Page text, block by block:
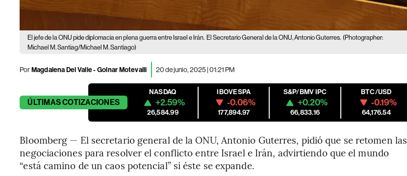
El jefe de la ONU pide diplomacia en plena guerra entre Israel e Irán. El Secretario General de la ONU, Antonio Guterres. (Photographer:
Michael M. Santiag/Michael M. Santiago)
PorMagdalena Del Valle - Golnar Motevalli 20 de junio, 2025 | 01:21 PM
ÚLTIMASCOTIZACIONES
NASDAQ
+2.59%
26,584.99
IBOVESPA
-0.06%
177,894.97
S&P/BMV IPC
+0.20%
66,833.16
BTC/USD
-0.19%
64,176.54
Bloomberg — El secretario general de la ONU, Antonio Guterres, pidió que se retomen las
negociaciones para resolver el conflicto entre Israel e Irán, advirtiendo que el mundo
“está camino de un caos potencial” si éste se expande.